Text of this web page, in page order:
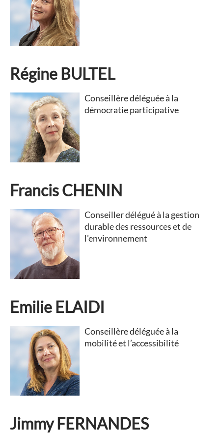
Régine BULTEL
Conseillère déléguée à la
démocratie participative
Francis CHENIN
Conseiller délégué à la gestion
durable des ressources et de
l’environnement
Emilie ELAIDI
Conseillère déléguée à la
mobilité et l’accessibilité
Jimmy FERNANDES